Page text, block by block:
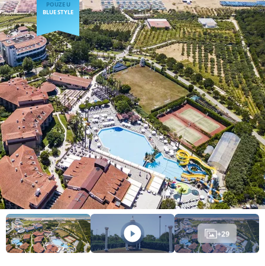
POUZE U
BLUE STYLE
+29